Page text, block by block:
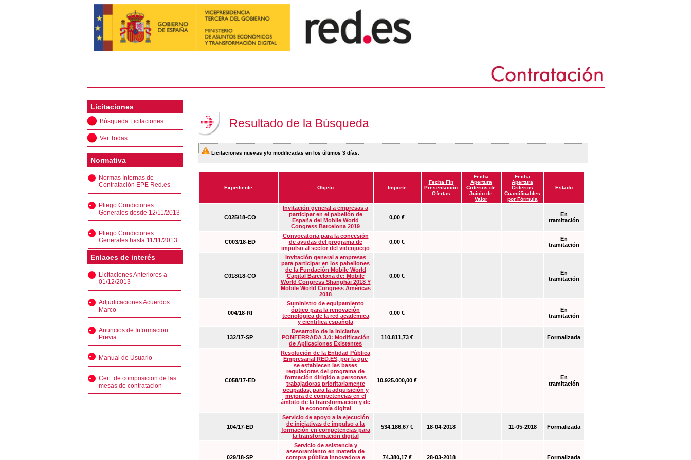
Licitaciones
Búsqueda Licitaciones
Ver Todas
Normativa
Normas Internas de
Contratación EPE Red.es
Pliego Condiciones
Generales desde 12/11/2013
Pliego Condiciones
Generales hasta 11/11/2013
Enlaces de interés
Licitaciones Anteriores a
01/12/2013
Adjudicaciones Acuerdos
Marco
Anuncios de Informacion
Previa
Manual de Usuario
Cert. de composicion de las
mesas de contratacion
Resultado de la Búsqueda
Licitaciones nuevas y/o modificadas en los últimos 3 días.
Expediente Objeto Importe
Fecha Fin
Presentación
Ofertas
Fecha
Apertura
Criterios de
Juicio de
Valor
Fecha
Apertura
Criterios
Cuantificables
por Fórmula
Estado
C025/18-CO
Invitación general a empresas a
participar en el pabellón de
España del Mobile World
Congress Barcelona 2019
0,00 €
En
tramitación
C003/18-ED
Convocatoria para la concesión
de ayudas del programa de
impulso al sector del videojuego
0,00 €
En
tramitación
C018/18-CO
Invitación general a empresas
para participar en los pabellones
de la Fundación Mobile World
Capital Barcelona de: Mobile
World Congress Shanghái 2018 Y
Mobile World Congress Américas
2018
0,00 €
En
tramitación
004/18-RI
Suministro de equipamiento
óptico para la renovación
tecnológica de la red académica
y científica española
0,00 €
En
tramitación
132/17-SP
Desarrollo de la Iniciativa
PONFERRADA 3.0: Modificación
de Aplicaciones Existentes
110.811,73 € Formalizada
C058/17-ED
Resolución de la Entidad Pública
Empresarial RED.ES, por la que
se establecen las bases
reguladoras del programa de
formación dirigido a personas
trabajadoras prioritariamente
ocupadas, para la adquisición y
mejora de competencias en el
ámbito de la transformación y de
la economía digital
10.925.000,00 €
En
tramitación
104/17-ED
Servicio de apoyo a la ejecución
de iniciativas de impulso a la
formación en competencias para
la transformación digital
534.186,67 € 18-04-2018 11-05-2018 Formalizada
029/18-SP
Servicio de asistencia y
asesoramiento en materia de
compra pública innovadora e
74.380,17 € 28-03-2018 Formalizada